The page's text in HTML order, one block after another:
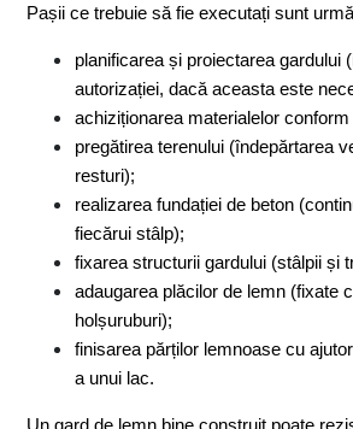
Pașii ce trebuie să fie executați sunt
planificarea și proiectarea gardului
autorizației, dacă aceasta este
achiziționarea materialelor
pregătirea terenului (îndepărtarea
resturi);
realizarea fundației de beton
fiecărui stâlp);
fixarea structurii gardului (stâlpii și
adaugarea plăcilor de lemn (fixate
holșuruburi);
finisarea părților lemnoase cu
a unui lac.